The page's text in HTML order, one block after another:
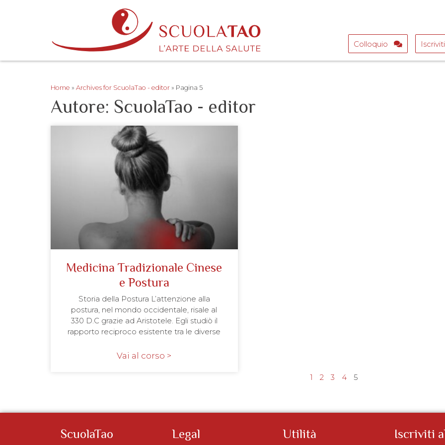
Colloquio Iscriviti
Home » Archives for ScuolaTao - editor » Pagina 5
Autore: ScuolaTao - editor
Medicina Tradizionale Cinese
e Postura
Storia della Postura L’attenzione alla
postura, nel mondo occidentale, risale al
330 D.C grazie ad Aristotele. Egli studiò il
rapporto reciproco esistente tra le diverse
Vai al corso >
1 2 3 4 5
ScuolaTao Legal Utilità Iscriviti